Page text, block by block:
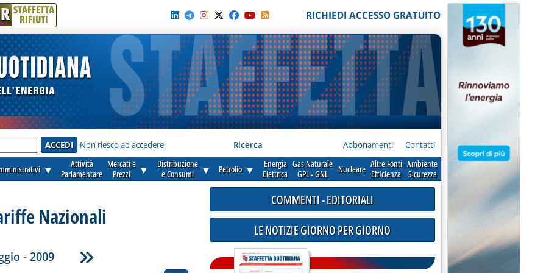
R STAFFETTA
RIFIUTI RICHIEDI ACCESSO GRATUITO
Non riesco ad accedere Ricerca Abbonamenti Contatti
▼
Attività
Parlamentare
Mercati e
Prezzi
▼
Distribuzione
e Consumi
▼ Petrolio ▼
Energia
Elettrica
Gas Naturale
GPL - GNL
Nucleare Altre Fonti
Efficienza
Ambiente
Sicurezza
Nazionali
- 2009
COMMENTI - EDITORIALI
LE NOTIZIE GIORNO PER GIORNO